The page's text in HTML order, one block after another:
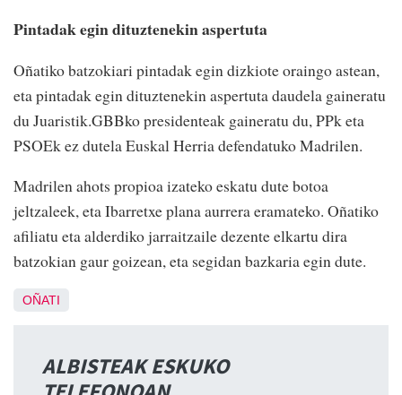
Pintadak egin dituztenekin aspertuta
Oñatiko batzokiari pintadak egin dizkiote oraingo astean,
eta pintadak egin dituztenekin aspertuta daudela gaineratu
du Juaristik.GBBko presidenteak gaineratu du, PPk eta
PSOEk ez dutela Euskal Herria defendatuko Madrilen.
Madrilen ahots propioa izateko eskatu dute botoa
jeltzaleek, eta Ibarretxe plana aurrera eramateko. Oñatiko
afiliatu eta alderdiko jarraitzaile dezente elkartu dira
batzokian gaur goizean, eta segidan bazkaria egin dute.
OÑATI
ALBISTEAK ESKUKO